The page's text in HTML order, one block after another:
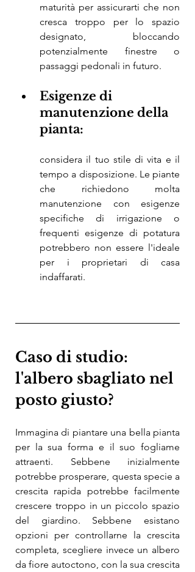
maturità per assicurarti che non
cresca troppo per lo spazio
designato, bloccando
potenzialmente finestre o
passaggi pedonali in futuro.
Esigenze di
manutenzione della
pianta:
considera il tuo stile di vita e il
tempo a disposizione. Le piante
che richiedono molta
manutenzione con esigenze
specifiche di irrigazione o
frequenti esigenze di potatura
potrebbero non essere l'ideale
per i proprietari di casa
indaffarati.
Caso di studio:
l'albero sbagliato nel
posto giusto?
Immagina di piantare una bella pianta
per la sua forma e il suo fogliame
attraenti. Sebbene inizialmente
potrebbe prosperare, questa specie a
crescita rapida potrebbe facilmente
crescere troppo in un piccolo spazio
del giardino. Sebbene esistano
opzioni per controllarne la crescita
completa, scegliere invece un albero
da fiore autoctono, con la sua crescita